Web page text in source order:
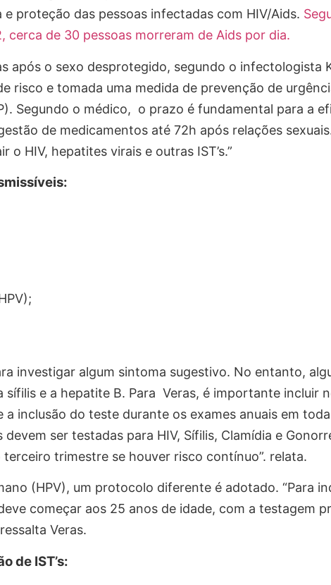
proteção das pessoas infectadas com HIV/Aids.
cerca de 30 pessoas morreram de Aids por dia.
após o sexo desprotegido, segundo o infectologista
risco e tomada uma medida de prevenção de
Segundo o médico, o prazo é fundamental para a
de medicamentos até 72h após relações
HIV, hepatites virais e outras IST’s.”
investigar algum sintoma sugestivo. No entanto,
sífilis e a hepatite B. Para Veras, é importante incluir
a inclusão do teste durante os exames anuais em
ser testadas para HIV, Sífilis, Clamídia e
trimestre se houver risco contínuo”. relata.
(HPV), um protocolo diferente é adotado. “Para
começar aos 25 anos de idade, com a testagem
Veras.
de IST’s: